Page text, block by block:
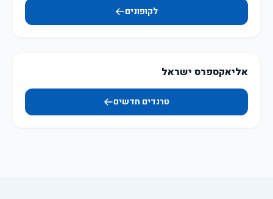
לקופונים
אליאקספרס ישראל
טרנדים חדשים